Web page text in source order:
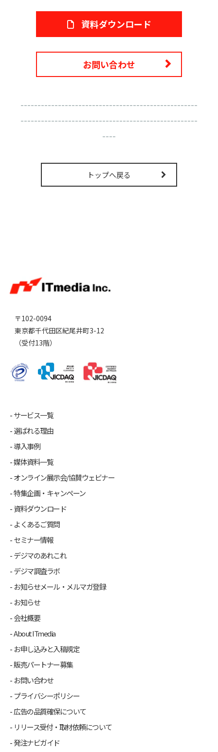
資料ダウンロード
お問い合わせ
----------------------------------------------------
----------------------------------------------------
----
トップへ戻る
〒102-0094
東京都千代田区紀尾井町3-12
（受付13階）
サービス一覧
選ばれる理由
導入事例
媒体資料一覧
オンライン展示会/協賛ウェビナー
特集企画・キャンペーン
資料ダウンロード
よくあるご質問
セミナー情報
デジマのあれこれ
デジマ調査ラボ
お知らせメール・メルマガ登録
お知らせ
会社概要
About ITmedia
お申し込みと入稿規定
販売パートナー募集
お問い合わせ
プライバシーポリシー
広告の品質確保について
リリース受付・取材依頼について
発注ナビガイド